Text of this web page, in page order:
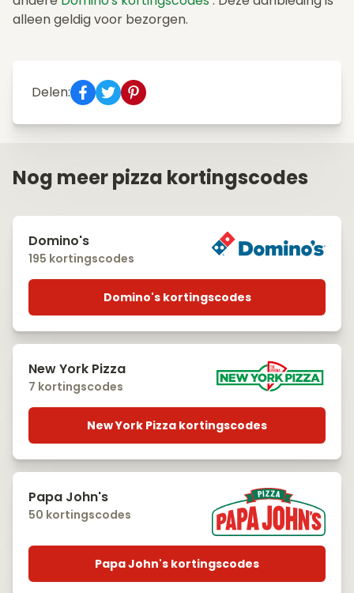
alleen geldig voor bezorgen.
Delen:
Nog meer pizza kortingscodes
Domino's
195 kortingscodes
Domino's kortingscodes
New York Pizza
7 kortingscodes
New York Pizza kortingscodes
Papa John's
50 kortingscodes
Papa John's kortingscodes